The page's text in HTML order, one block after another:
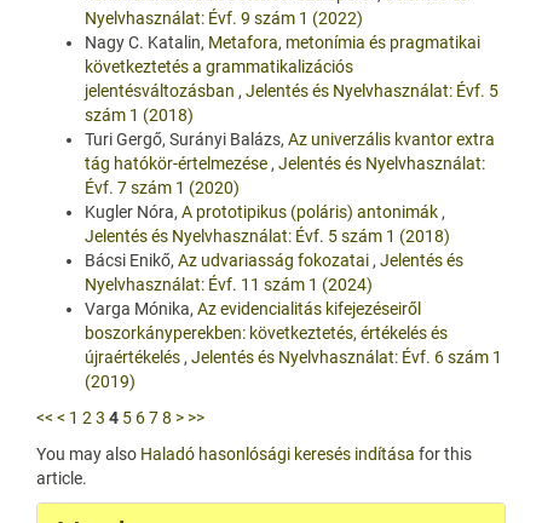
Nyelvhasználat: Évf. 9 szám 1 (2022)
Nagy C. Katalin, Metafora, metonímia és pragmatikai
következtetés a grammatikalizációs
jelentésváltozásban , Jelentés és Nyelvhasználat: Évf. 5
szám 1 (2018)
Turi Gergő, Surányi Balázs, Az univerzális kvantor extra
tág hatókör-értelmezése, Jelentés és Nyelvhasználat:
Évf. 7 szám 1 (2020)
Kugler Nóra, A prototipikus (poláris) antonimák,
Jelentés és Nyelvhasználat: Évf. 5 szám 1 (2018)
Bácsi Enikő, Az udvariasság fokozatai, Jelentés és
Nyelvhasználat: Évf. 11 szám 1 (2024)
Varga Mónika, Az evidencialitás kifejezéseiről
boszorkányperekben: következtetés, értékelés és
újraértékelés, Jelentés és Nyelvhasználat: Évf. 6 szám 1
(2019)
<< < 1 23 4 5 678 > >>
You may also Haladó hasonlósági keresés indítása for this
article.